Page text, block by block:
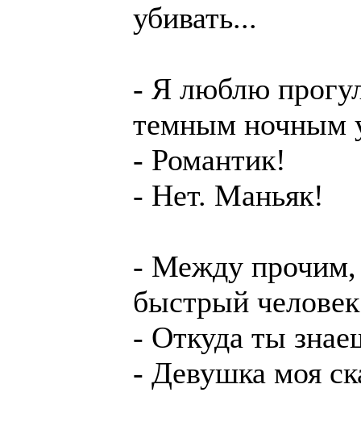
убивать...
- Я люблю
темным ночным
- Романтик!
- Нет. Маньяк!
- Между
быстрый
- Откуда ты
- Девушка моя